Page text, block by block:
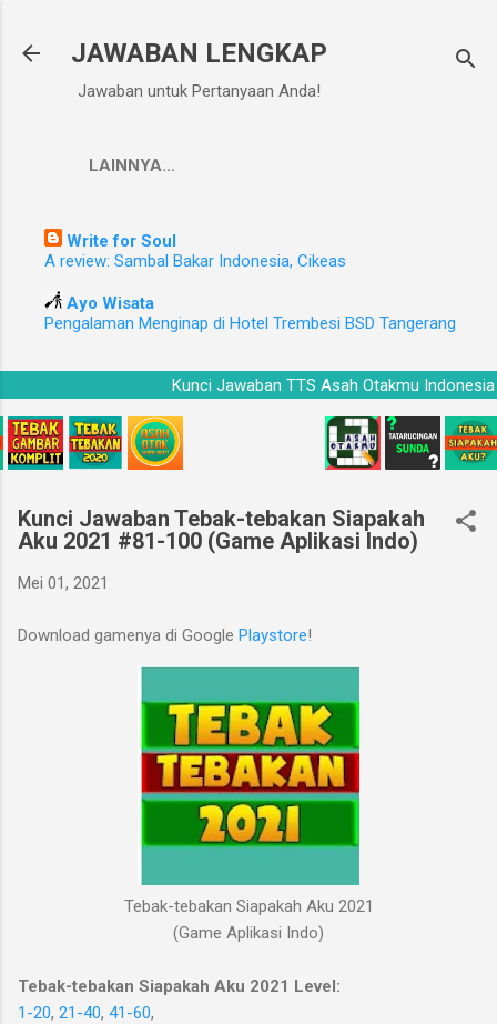
JAWABAN LENGKAP
Jawaban untuk Pertanyaan Anda!
LAINNYA…
Write for Soul
A review: Sambal Bakar Indonesia, Cikeas
Ayo Wisata
Pengalaman Menginap di Hotel Trembesi BSD Tangerang
Kunci Jawaban TTS Asah Otakmu
Kunci Jawaban Tebak-tebakan Siapakah
Aku 2021 #81-100 (Game Aplikasi Indo)
Mei 01, 2021
Download gamenya di Google Playstore!
Tebak-tebakan Siapakah Aku 2021
(Game Aplikasi Indo)
Tebak-tebakan Siapakah Aku 2021 Level:
1-20, 21-40, 41-60,